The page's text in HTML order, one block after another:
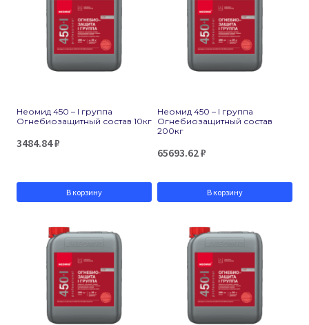
Неомид 450 – I группа
Огнебиозащитный состав 10кг
3484.84₽
В корзину
Неомид 450 – I группа
Огнебиозащитный состав
200кг
65693.62₽
В корзину